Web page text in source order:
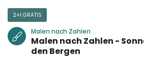
2+1 GRATIS
Malen nach Zahlen
Malen nach Zahlen -
den Bergen